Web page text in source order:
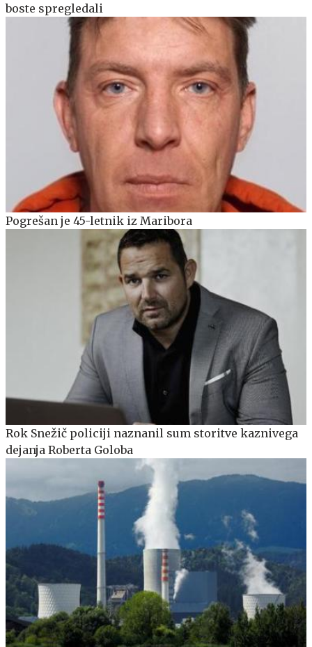
boste spregledali
Pogrešan je 45-letnik iz Maribora
Rok Snežič policiji naznanil sum storitve kaznivega
dejanja Roberta Goloba